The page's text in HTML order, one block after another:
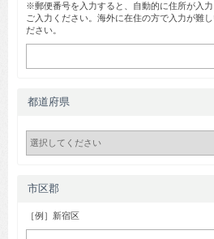
※郵便番号を入力すると、自動的に住所が入
ご入力ください。海外に在住の方で入力が難
ださい。
都道府県
市区郡
［例］新宿区